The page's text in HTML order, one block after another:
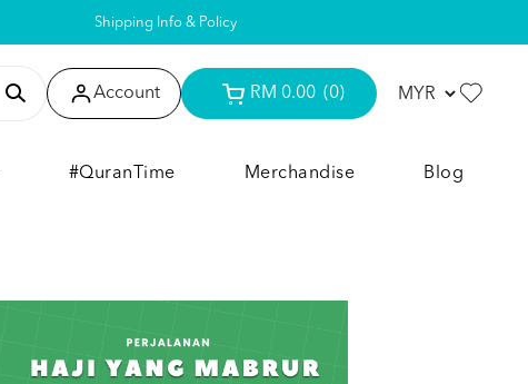
Shipping Info & Policy
Account RM 0.00 (0)
#QuranTime Merchandise Blog